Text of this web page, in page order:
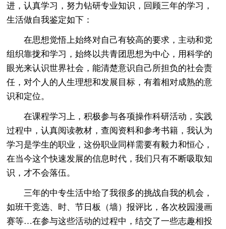
进，认真学习，努力钻研专业知识，回顾三年的学习，
生活做自我鉴定如下：
在思想觉悟上始终对自己有较高的要求，主动和党
组织靠拢和学习，始终以共青团思想为中心，用科学的
眼光来认识世界社会，能清楚意识自己所担负的社会责
任，对个人的人生理想和发展目标，有着相对成熟的意
识和定位。
在课程学习上，积极参与各项操作科研活动，实践
过程中，认真阅读教材，查阅资料和参考书籍，我认为
学习是学生的职业，这份职业同样需要有毅力和恒心，
在当今这个快速发展的信息时代，我们只有不断吸取知
识，才不会落伍。
三年的中专生活中给了我很多的挑战自我的机会，
如班干竞选、时、节日板（墙）报评比，各次校园漫画
赛等…在参与这些活动的过程中，结交了一些志趣相投